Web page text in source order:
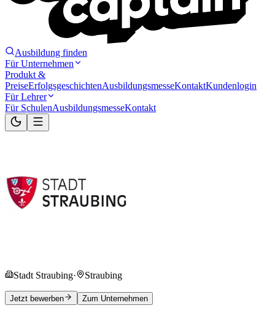
Ausbildung finden
Für Unternehmen
Produkt &
PreiseErfolgsgeschichtenAusbildungsmesseKontaktKundenlogin
Für Lehrer
Für SchulenAusbildungsmesseKontakt
Stadt Straubing· Straubing
Jetzt bewerben Zum Unternehmen